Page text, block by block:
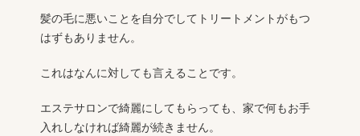
髪の毛に悪いことを自分でしてトリートメントがもつ
はずもありません。
これはなんに対しても言えることです。
エステサロンで綺麗にしてもらっても、家で何もお手
入れしなければ綺麗が続きません。